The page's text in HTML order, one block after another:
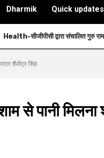
Dharmik Quick updates
गुरु रामदास भलाई केन्द्र में
शैलेंद्र सिंह
से पानी मिलना